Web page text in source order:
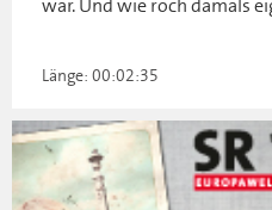
Länge: 00:02:35